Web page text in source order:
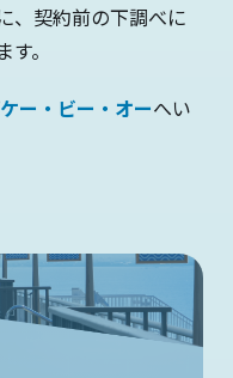
、契約前の下調べに
。
ケー・ビー・オーへい